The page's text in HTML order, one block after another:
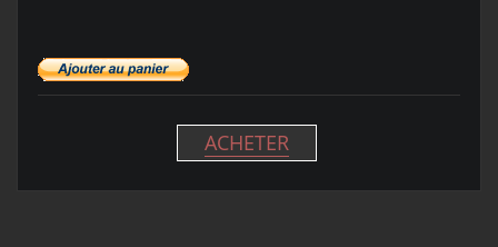
ACHETER